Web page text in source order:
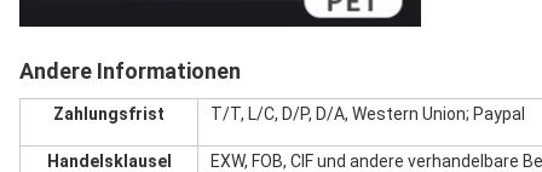
Andere Informationen
Zahlungsfrist T/T, L/C, D/P, D/A, Western Union; Paypal
Handelsklausel EXW, FOB, CIF und andere verhandelbare